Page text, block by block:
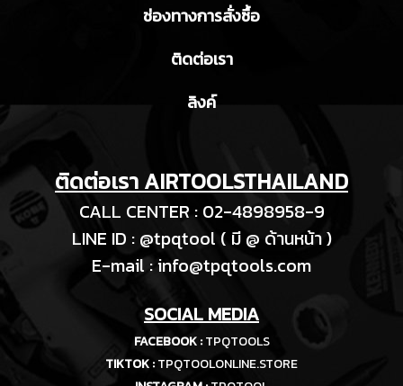
ช่องทางการสั่งซื้อ
ติดต่อเรา
ลิงค์
ติดต่อเรา AIRTOOLSTHAILAND
CALL CENTER : 02-4898958-9
LINE ID : @tpqtool ( มี @ ด้านหน้า )
E-mail :info@tpqtools.com
SOCIAL MEDIA
FACEBOOK : TPQTOOLS
TIKTOK :TPQTOOLONLINE.STORE